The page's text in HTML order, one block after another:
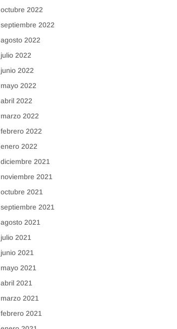
octubre 2022
septiembre 2022
agosto 2022
julio 2022
junio 2022
mayo 2022
abril 2022
marzo 2022
febrero 2022
enero 2022
diciembre 2021
noviembre 2021
octubre 2021
septiembre 2021
agosto 2021
julio 2021
junio 2021
mayo 2021
abril 2021
marzo 2021
febrero 2021